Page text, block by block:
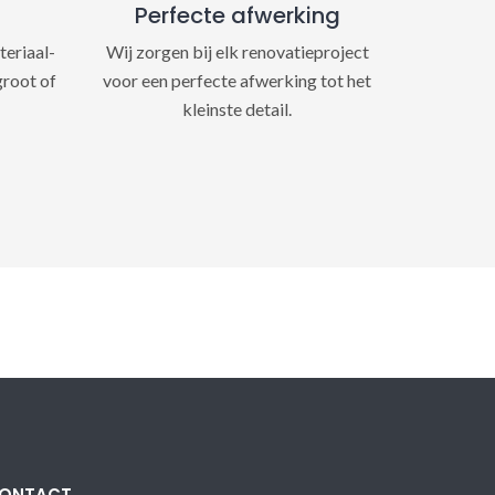
of
Perfecte afwerking
Wij zorgen bij elk renovatieproject
voor een perfecte afwerking tot het
kleinste detail.